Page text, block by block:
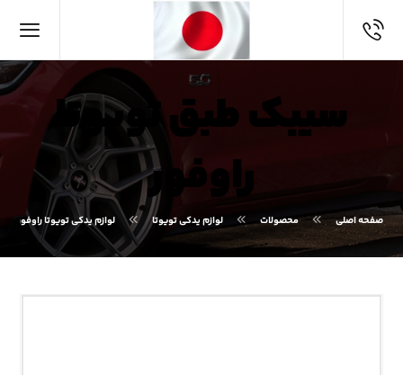
سیبک طبق تویوتا
راوفور
صفحه اصلی محصولات لوازم یدکی تویوتا لوازم یدکی تویوتا راوفور